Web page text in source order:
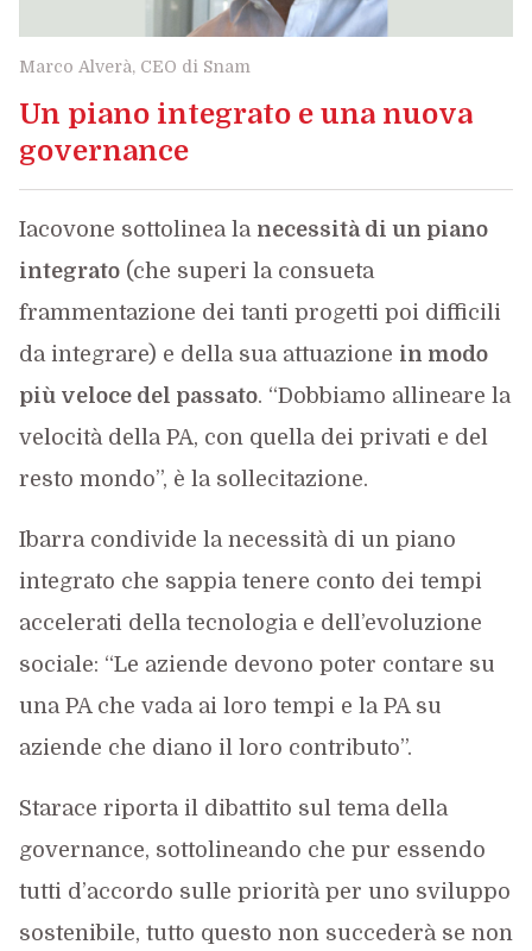
Marco Alverà, CEO di Snam
Un piano integrato e una nuova
governance
Iacovone sottolinea la necessità di un piano
integrato(che superi la consueta
frammentazione dei tanti progetti poi difficili
da integrare) e della sua attuazione in modo
più veloce del passato. “Dobbiamo allineare la
velocità della PA, con quella dei privati e del
resto mondo”, è la sollecitazione.
Ibarra condivide la necessità di un piano
integrato che sappia tenere conto dei tempi
accelerati della tecnologia e dell’evoluzione
sociale: “Le aziende devono poter contare su
una PA che vada ai loro tempi e la PA su
aziende che diano il loro contributo”.
Starace riporta il dibattito sul tema della
governance, sottolineando che pur essendo
tutti d’accordo sulle priorità per uno sviluppo
sostenibile, tutto questo non succederà se non